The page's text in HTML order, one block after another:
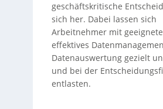
geschäftskritische
sich her. Dabei lassen sich
Arbeitnehmer mit
effektives
Datenauswertung gezielt
und bei der
entlasten.